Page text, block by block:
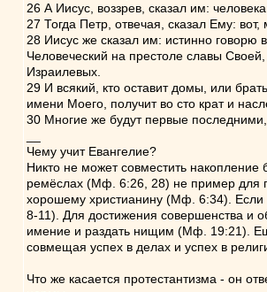
26 А Иисус, воззрев, сказал им:
27 Тогда Петр, отвечая, сказал Ему:
28 Иисус же сказал им: истинно
Человеческий на престоле славы
Израилевых.
29 И всякий, кто оставит домы, или
имени Моего, получит во сто крат и
30 Многие же будут первые
Чему учит Евангелие?
Никто не может совместить накопление
ремёслах (Мф. 6:26, 28) не пример для
хорошему христианину (Мф. 6:34). Если
8-11). Для достижения совершенства и
имение и раздать нищим (Мф. 19:21).
совмещая успех в делах и успех в
Что же касается протестантизма - он